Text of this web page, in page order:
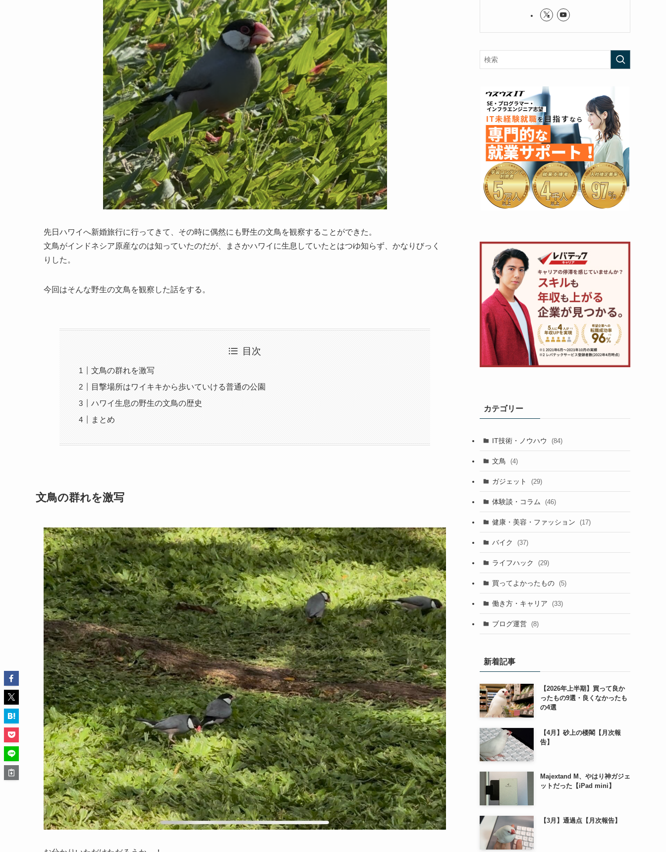
先日ハワイへ新婚旅行に行ってきて、その時に偶然にも野生の文鳥を観察することができた。
文鳥がインドネシア原産なのは知っていたのだが、まさかハワイに生息していたとはつゆ知らず、かなりびっく
りした。
今回はそんな野生の文鳥を観察した話をする。
目次
文鳥の群れを激写
目撃場所はワイキキから歩いていける普通の公園
ハワイ生息の野生の文鳥の歴史
まとめ
文鳥の群れを激写
カテゴリー
IT技術・ノウハウ (84)
文鳥 (4)
ガジェット (29)
体験談・コラム (46)
健康・美容・ファッション (17)
バイク (37)
ライフハック (29)
買ってよかったもの (5)
働き方・キャリア (33)
ブログ運営 (8)
新着記事
【2026年上半期】買って良か
ったもの9選・良くなかったも
の4選
【4月】砂上の楼閣【月次報
告】
Majextand M、やはり神ガジェ
ットだった【iPad mini】
【3月】通過点【月次報告】